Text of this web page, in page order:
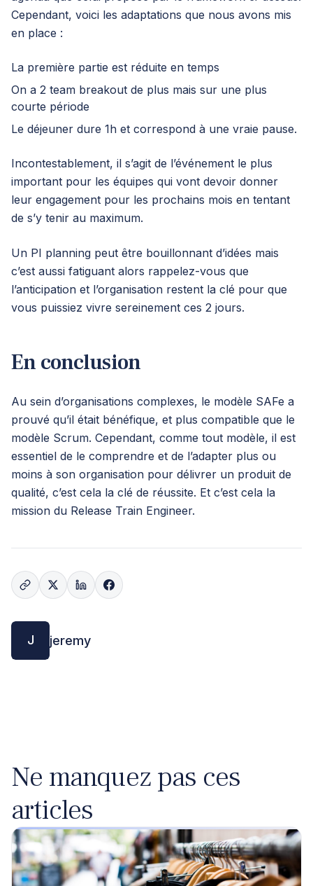
Cependant, voici les adaptations que nous avons mis
en place :
La première partie est réduite en temps
On a 2 team breakout de plus mais sur une plus
courte période
Le déjeuner dure 1h et correspond à une vraie pause.
Incontestablement, il s’agit de l’événement le plus
important pour les équipes qui vont devoir donner
leur engagement pour les prochains mois en tentant
de s’y tenir au maximum.
Un PI planning peut être bouillonnant d’idées mais
c’est aussi fatiguant alors rappelez-vous que
l’anticipation et l’organisation restent la clé pour que
vous puissiez vivre sereinement ces 2 jours.
En conclusion
Au sein d’organisations complexes, le modèle SAFe a
prouvé qu’il était bénéfique, et plus compatible que le
modèle Scrum. Cependant, comme tout modèle, il est
essentiel de le comprendre et de l’adapter plus ou
moins à son organisation pour délivrer un produit de
qualité, c’est cela la clé de réussite. Et c’est cela la
mission du Release Train Engineer.
J jeremy
Ne manquez pas ces
articles